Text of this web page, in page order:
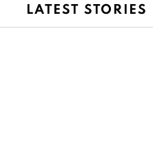
LATEST STORIES